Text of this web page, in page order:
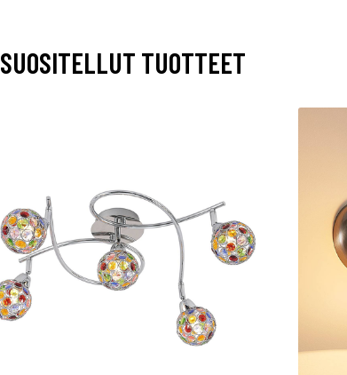
SUOSITELLUT TUOTTEET